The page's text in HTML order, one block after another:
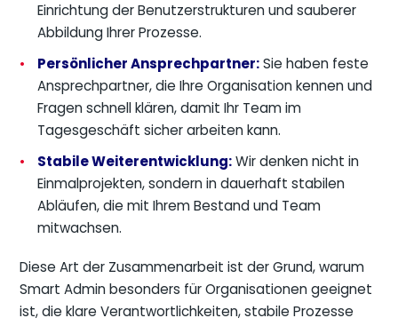
Einrichtung der Benutzerstrukturen und sauberer
Abbildung Ihrer Prozesse.
Persönlicher Ansprechpartner:Sie haben feste
Ansprechpartner, die Ihre Organisation kennen und
Fragen schnell klären, damit Ihr Team im
Tagesgeschäft sicher arbeiten kann.
Stabile Weiterentwicklung:Wir denken nicht in
Einmalprojekten, sondern in dauerhaft stabilen
Abläufen, die mit Ihrem Bestand und Team
mitwachsen.
Diese Art der Zusammenarbeit ist der Grund, warum
Smart Admin besonders für Organisationen geeignet
ist, die klare Verantwortlichkeiten, stabile Prozesse